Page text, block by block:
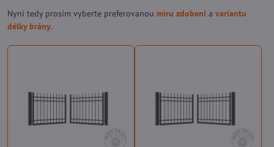
Nyní tedy prosím vyberte preferovanou míru zdobení a variantu
délky brány.